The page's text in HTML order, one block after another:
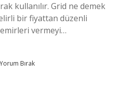
kullanılır. Grid ne demek
bir fiyattan düzenli
emirleri vermeyi…
Yorum Bırak